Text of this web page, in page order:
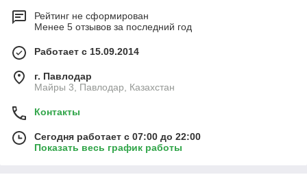
Рейтинг не сформирован
Менее 5 отзывов за последний год
Работает с 15.09.2014
г. Павлодар
Майры 3, Павлодар, Казахстан
Контакты
Сегодня работает с 07:00 до 22:00
Показать весь график работы